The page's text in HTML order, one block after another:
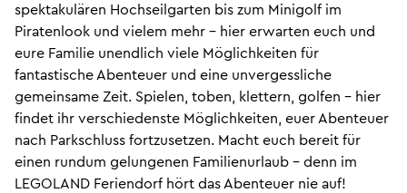
spektakulären Hochseilgarten bis zum Minigolf im
Piratenlook und vielem mehr - hier erwarten euch und
eure Familie unendlich viele Möglichkeiten für
fantastische Abenteuer und eine unvergessliche
gemeinsame Zeit. Spielen, toben, klettern, golfen - hier
findet ihr verschiedenste Möglichkeiten, euer Abenteuer
nach Parkschluss fortzusetzen. Macht euch bereit für
einen rundum gelungenen Familienurlaub - denn im
LEGOLAND Feriendorf hört das Abenteuer nie auf!